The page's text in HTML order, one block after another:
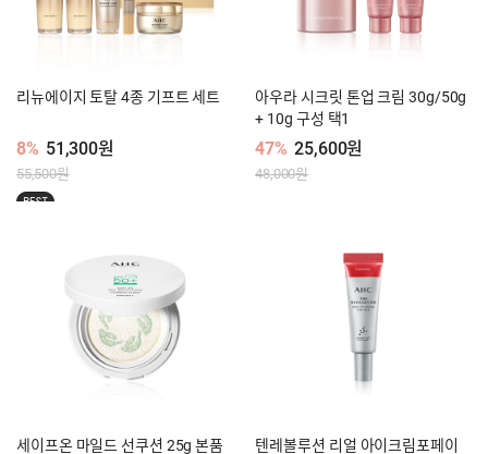
리뉴에이지 토탈 4종 기프트 세트
8% 51,300원
55,500원
BEST
아우라 시크릿 톤업 크림 30g/50g
+ 10g 구성 택1
47% 25,600원
48,000원
세이프온 마일드 선쿠션 25g 본품
텐레볼루션 리얼 아이크림포페이